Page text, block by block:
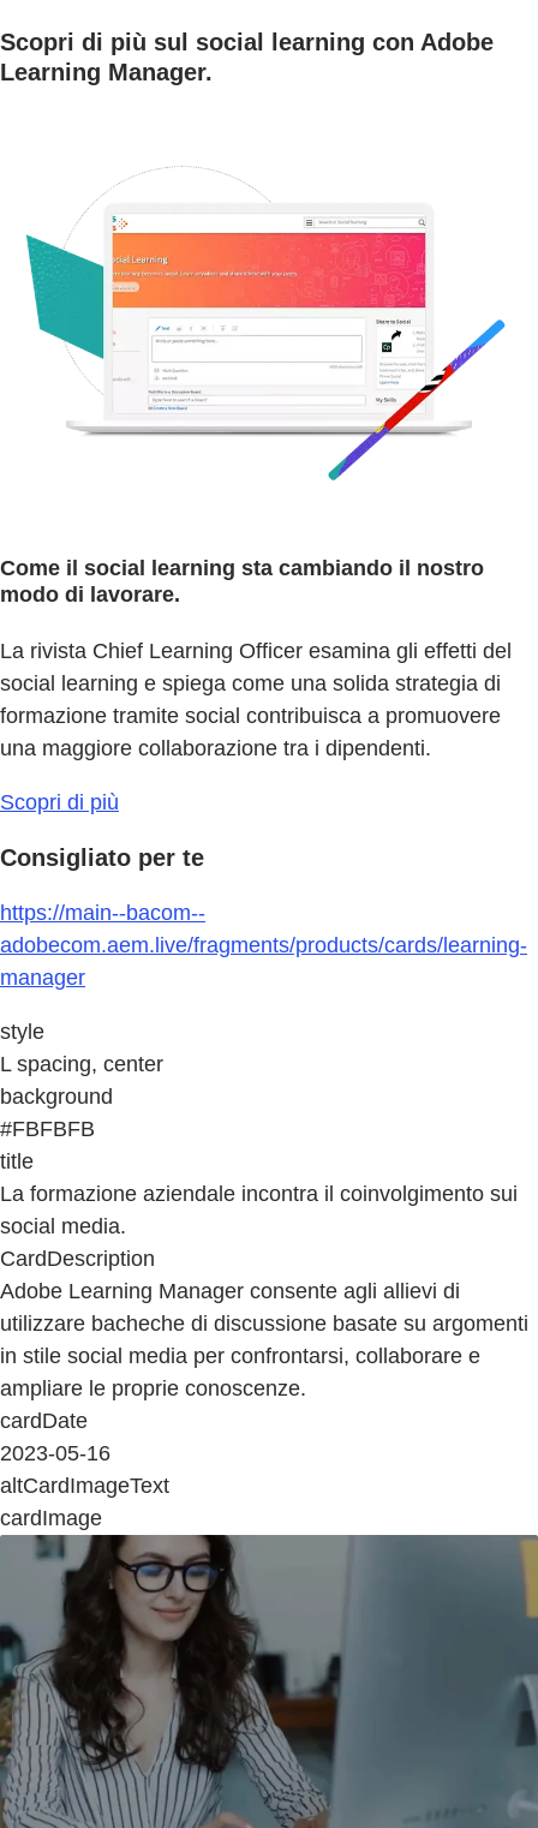
Scopri di più sul social learning con Adobe
Learning Manager.
Come il social learning sta cambiando il nostro
modo di lavorare.
La rivista Chief Learning Officer esamina gli effetti del
social learning e spiega come una solida strategia di
formazione tramite social contribuisca a promuovere
una maggiore collaborazione tra i dipendenti.
Scopri di più
Consigliato per te
https://main--bacom--
adobecom.aem.live/fragments/products/cards/learning-
manager
style
L spacing, center
background
#FBFBFB
title
La formazione aziendale incontra il coinvolgimento sui
social media.
CardDescription
Adobe Learning Manager consente agli allievi di
utilizzare bacheche di discussione basate su argomenti
in stile social media per confrontarsi, collaborare e
ampliare le proprie conoscenze.
cardDate
2023-05-16
altCardImageText
cardImage